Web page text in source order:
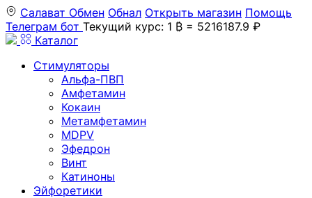
Салават Обмен Обнал Открыть магазин Помощь
Телеграм бот Текущий курс: 1 ₿ = 5216187.9 ₽
Каталог
Стимуляторы
Альфа-ПВП
Амфетамин
Кокаин
Метамфетамин
MDPV
Эфедрон
Винт
Катиноны
Эйфоретики